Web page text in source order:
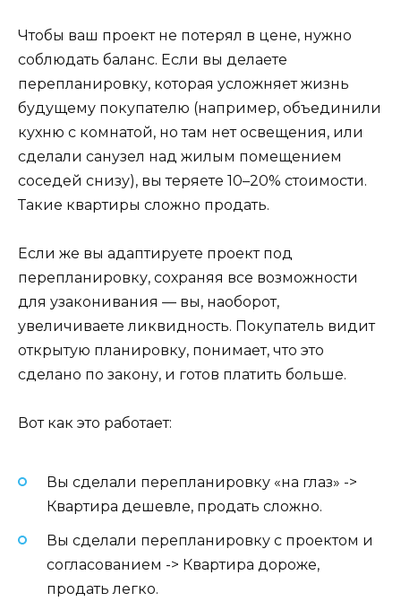
Чтобы ваш проект не потерял в цене, нужно
соблюдать баланс. Если вы делаете
перепланировку, которая усложняет жизнь
будущему покупателю (например, объединили
кухню с комнатой, но там нет освещения, или
сделали санузел над жилым помещением
соседей снизу), вы теряете 10–20% стоимости.
Такие квартиры сложно продать.
Если же вы адаптируете проект под
перепланировку, сохраняя все возможности
для узаконивания — вы, наоборот,
увеличиваете ликвидность. Покупатель видит
открытую планировку, понимает, что это
сделано по закону, и готов платить больше.
Вот как это работает:
Вы сделали перепланировку «на глаз» ->
Квартира дешевле, продать сложно.
Вы сделали перепланировку с проектом и
согласованием -> Квартира дороже,
продать легко.